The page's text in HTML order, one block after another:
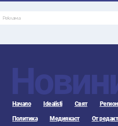
Реклама
Начало Idealisti Свят
Политика Медиякаст От